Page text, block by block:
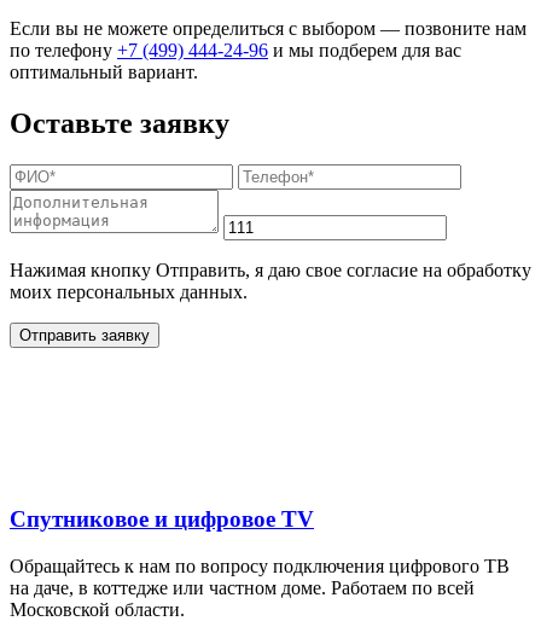
Если вы не можете определиться с выбором — позвоните нам
по телефону +7 (499) 444-24-96 и мы подберем для вас
оптимальный вариант.
Оставьте заявку
Нажимая кнопку Отправить, я даю свое согласие на обработку
моих персональных данных.
Отправить заявку
Спутниковое и цифровое TV
Обращайтесь к нам по вопросу подключения цифрового ТВ
на даче, в коттедже или частном доме. Работаем по всей
Московской области.